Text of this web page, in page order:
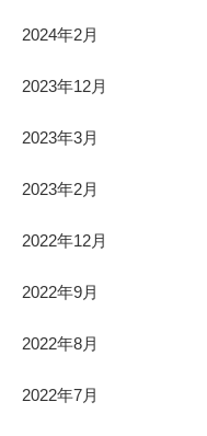
2024年2月
2023年12月
2023年3月
2023年2月
2022年12月
2022年9月
2022年8月
2022年7月